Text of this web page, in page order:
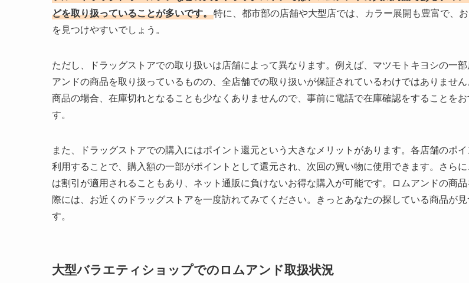
どを取り扱っていることが多いです。特に、都市部の店舗や大型店では、カラー展開も豊富で、
を見つけやすいでしょう。
ただし、ドラッグストアでの取り扱いは店舗によって異なります。例えば、マツモトキヨシの一
アンドの商品を取り扱っているものの、全店舗での取り扱いが保証されているわけではありませ
商品の場合、在庫切れとなることも少なくありませんので、事前に電話で在庫確認をすることをお
す。
また、ドラッグストアでの購入にはポイント還元という大きなメリットがあります。各店舗のポ
利用することで、購入額の一部がポイントとして還元され、次回の買い物に使用できます。さら
は割引が適用されることもあり、ネット通販に負けないお得な購入が可能です。ロムアンドの商
際には、お近くのドラッグストアを一度訪れてみてください。きっとあなたの探している商品が
す。
大型バラエティショップでのロムアンド取扱状況